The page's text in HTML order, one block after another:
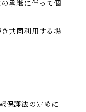
承継に伴って個
共同利用する場
保護法の定めに